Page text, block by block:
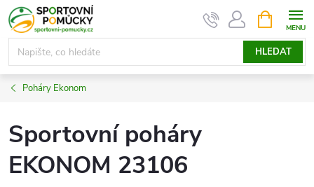
Přejít
na
obsah
HLEDAT
NÁKUPNÍ
KOŠÍK
Poháry Ekonom
Sportovní poháry
EKONOM 23106